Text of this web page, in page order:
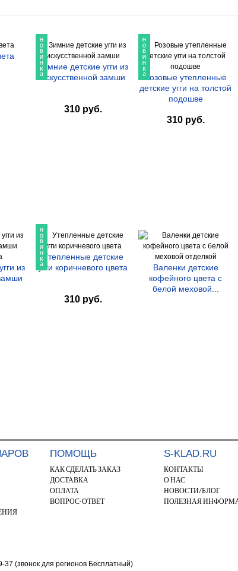
Зимние детские угги из
искусственной замши
310 руб.
Розовые утепленные
детские угги на толстой
подошве
310 руб.
из
Утепленные детские
угги коричневого цвета
310 руб.
Валенки детские
кофейного цвета с
белой меховой...
ПОМОЩЬ
КАК СДЕЛАТЬ ЗАКАЗ
ДОСТАВКА
ОПЛАТА
ВОПРОС-ОТВЕТ
S-KLAD.RU
КОНТАКТЫ
О НАС
НОВОСТИ/БЛОГ
ПОЛЕЗНАЯ
(звонок для регионов Бесплатный)